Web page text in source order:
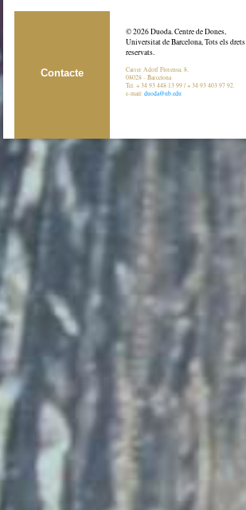
Contacte
© 2026 Duoda. Centre de Dones,
Universitat de Barcelona, Tots els drets
reservats.
Carrer Adolf Florensa, 8,
08028 - Barcelona
Tel. + 34 93 448 13 99 / + 34 93 403 97 92.
e-mail:duoda@ub.edu